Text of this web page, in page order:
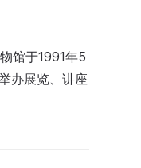
馆于1991年5
办展览、讲座